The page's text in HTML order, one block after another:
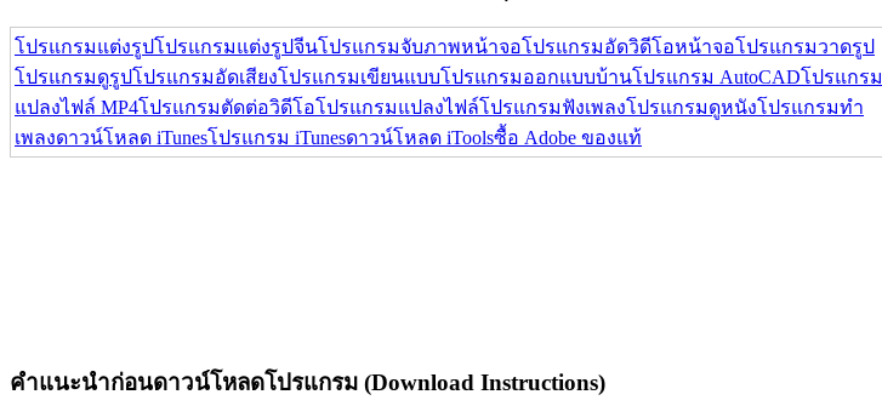
โปรแกรมแต่งรูปโปรแกรมแต่งรูปจีนโปรแกรมจับภาพหน้าจอโปรแกรมอัดวิดีโอหน้าจอโปรแกรมวาดรูป
โปรแกรมดูรูปโปรแกรมอัดเสียงโปรแกรมเขียนแบบโปรแกรมออกแบบบ้านโปรแกรม AutoCADโปรแกรม
แปลงไฟล์ MP4โปรแกรมตัดต่อวิดีโอโปรแกรมแปลงไฟล์โปรแกรมฟังเพลงโปรแกรมดูหนังโปรแกรมทำ
เพลงดาวน์โหลด iTunesโปรแกรม iTunesดาวน์โหลด iToolsซื้อ Adobe ของแท้
คำแนะนำก่อนดาวน์โหลดโปรแกรม (Download Instructions)